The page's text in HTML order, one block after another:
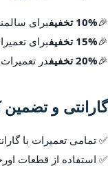
🎉10% تخفیف
برای
🎉15% تخفیف
برای تعمیرات
🎉20% تخفیف در تعمیرات
گارانتی و
✅ تمامی تعمیرات با گارانتی 3
✅ استفاده از قطعات